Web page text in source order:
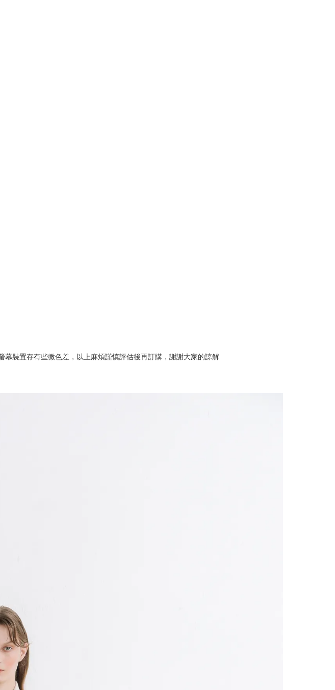
幕裝置存有些微色差，以上麻煩謹慎評估後再訂購，謝謝大家的諒解